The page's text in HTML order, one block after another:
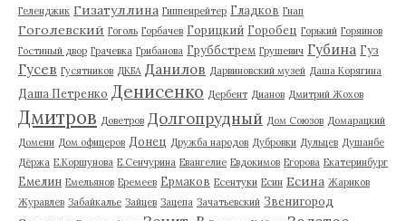
Геленджик Гизатуллина Гиппенрейтер Гладков Гнап
Гоголевский Гоголь Горбачев Горицкий Горобец Горький Горяинов
Гостиный двор Грачевка Грибанова Груббстрем Грушевич Губина Гуз
Гусев Гусятников ДКБА Данилов Дарвиновский музей Даша Корягина
Даша Петренко Денисенко Дербент Дианов Дмитрий Жохов
Дмитров Доветров Долгопрудный Дом Союзов Домарацкий
Домени Дом офицеров Донец Дружба народов Дубровки Дульцев Душанбе
Дёржа Е.Коршунова Е.Сенчурина Евангелие Евдокимов Егорова Екатеринбург
Емелин Емельянов Еремеев Ермаков Есентуки Есин Есина Жариков
Журавлев Забайкалье Зайцев Зацепа Зачатьевский Звенигород